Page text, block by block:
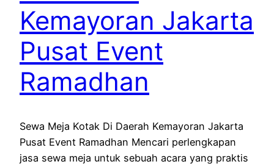
Kemayoran Jakarta
Pusat Event
Ramadhan
Sewa Meja Kotak Di Daerah Kemayoran Jakarta
Pusat Event Ramadhan Mencari perlengkapan
jasa sewa meja untuk sebuah acara yang praktis